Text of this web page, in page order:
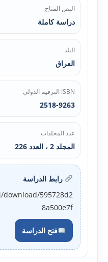
النص المتاح
دراسة كاملة
البلد
العراق
ISBN الترقيم الدولي
2518-9263
عدد المجلدات
المجلد 2 ، العدد 226
رابط الدراسة
595728d2
8a500e7f
فتح الدراسة